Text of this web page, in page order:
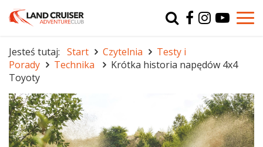
Jesteś tutaj: Start Czytelnia
Testy i
Porady
Technika
Krótka historia napędów 4x4
Toyoty